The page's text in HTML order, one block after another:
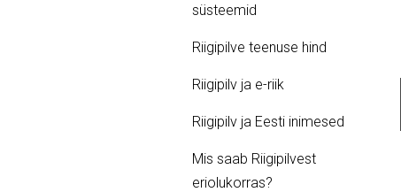
süsteemid
Riigipilve teenuse hind
Riigipilv ja e-riik
Riigipilv ja Eesti inimesed
Mis saab Riigipilvest
eriolukorras?